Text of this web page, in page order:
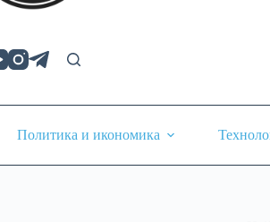
Политика и икономика